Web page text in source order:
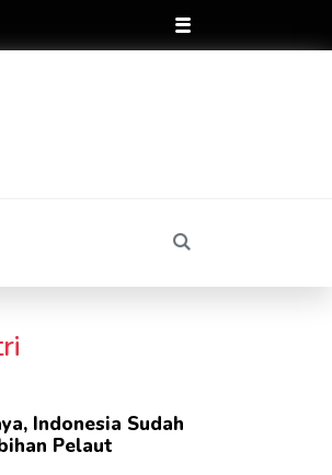
Indonesia Sudah
Pelaut